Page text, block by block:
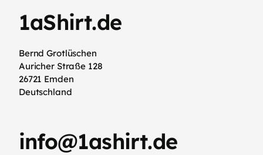
1aShirt.de
Bernd Grotlüschen
Auricher Straße 128
26721 Emden
Deutschland
info@1ashirt.de